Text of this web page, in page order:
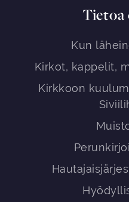
Tietoa
Kun
Kirkot, kappelit,
Kirkkoon